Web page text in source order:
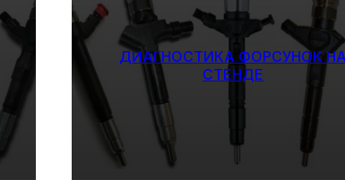
ДИАГНОСТИКА ФОРСУНОК НА
СТЕНДЕ